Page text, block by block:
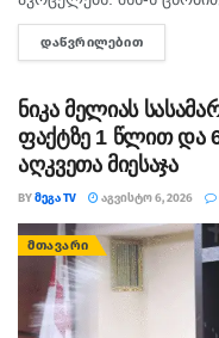
დაწყებული, რაც
ექსპლუატაციის წესის
ᲓᲐᲬᲕᲠᲘᲚᲔᲑᲘᲗ
ნიკა მელიას
ფაქტზე 1 წლით და
აღკვეთა მიესაჯა
BYᲛᲔᲒᲐ TV ᲐᲒᲕᲘᲡᲢᲝ 6, 2026
ᲛᲗᲐᲕᲐᲠᲘ